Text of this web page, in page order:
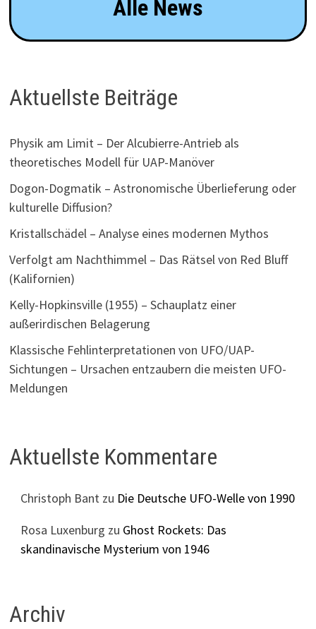
Alle News
Aktuellste Beiträge
Physik am Limit – Der Alcubierre-Antrieb als
theoretisches Modell für UAP-Manöver
Dogon-Dogmatik – Astronomische Überlieferung oder
kulturelle Diffusion?
Kristallschädel – Analyse eines modernen Mythos
Verfolgt am Nachthimmel – Das Rätsel von Red Bluff
(Kalifornien)
Kelly-Hopkinsville (1955) – Schauplatz einer
außerirdischen Belagerung
Klassische Fehlinterpretationen von UFO/UAP-
Sichtungen – Ursachen entzaubern die meisten UFO-
Meldungen
Aktuellste Kommentare
Christoph Bant zu Die Deutsche UFO-Welle von 1990
Rosa Luxenburg zu Ghost Rockets: Das
skandinavische Mysterium von 1946
Archiv